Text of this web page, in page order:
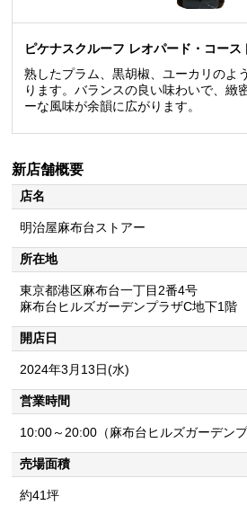
ピケナスクルーフ レオパード・コース
熟したプラム、黒胡椒、ユーカリのよ
ります。バランスの良い味わいで、緻
ーな風味が余韻に広がります。
新店舗概要
店名
明治屋麻布台ストアー
所在地
東京都港区麻布台一丁目2番4号
麻布台ヒルズガーデンプラザC地下1階
開店日
2024年3月13日(水)
営業時間
10:00～20:00（麻布台ヒルズガーデンプ
売場面積
約41坪